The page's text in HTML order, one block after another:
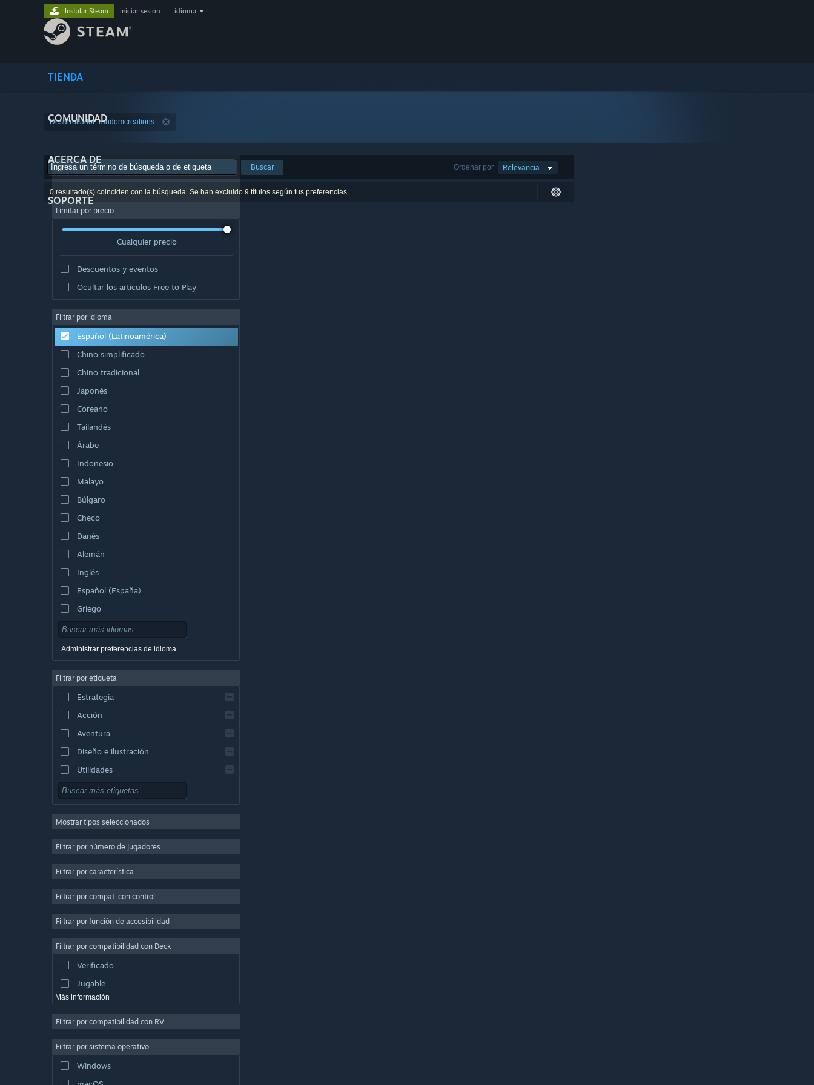
TIENDA
COMUNIDAD
ACERCA DE
SOPORTE
Instalar Steam iniciar sesión idioma
Desarrollador: randomcreations
Ordenar por Relevancia
Buscar
0 resultado(s) coinciden con la búsqueda. Se han excluido 9 títulos según tus preferencias.
Limitar por precio
Cualquier precio
Descuentos y eventos
Ocultar los artículos Free to Play
Filtrar por idioma
Español (Latinoamérica)
Chino simplificado
Chino tradicional
Japonés
Coreano
Tailandés
Árabe
Indonesio
Malayo
Búlgaro
Checo
Danés
Alemán
Inglés
Español (España)
Griego
Administrar preferencias de idioma
Filtrar por etiqueta
Estrategia
Acción
Aventura
Diseño e ilustración
Utilidades
Free to Play
Multijugador masivo
Casuales
Simuladores
Producción de video
Edición fotográfica
Mostrar tipos seleccionados
Filtrar por número de jugadores
Filtrar por característica
Filtrar por compat. con control
Filtrar por función de accesibilidad
Filtrar por compatibilidad con Deck
Verificado
Jugable
Más información
Filtrar por compatibilidad con RV
Filtrar por sistema operativo
Windows